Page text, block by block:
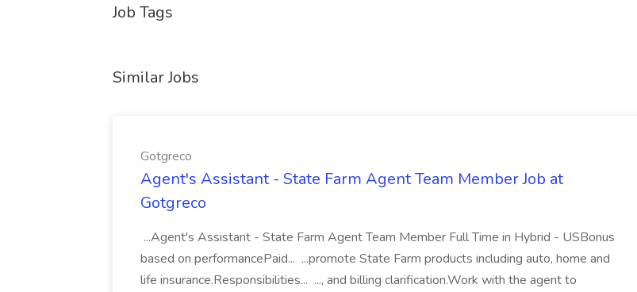
Job Tags
Similar Jobs
Gotgreco
Agent's Assistant - State Farm Agent Team Member Job at
Gotgreco
...Agent's Assistant - State Farm Agent Team Member Full Time in Hybrid - USBonus
based on performancePaid... ...promote State Farm products including auto, home and
life insurance.Responsibilities... ..., and billing clarification.Work with the agent to